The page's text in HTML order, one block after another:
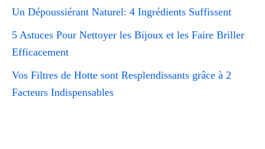
Un Dépoussiérant Naturel: 4 Ingrédients Suffissent
5 Astuces Pour Nettoyer les Bijoux et les Faire Briller
Efficacement
Vos Filtres de Hotte sont Resplendissants grâce à 2
Facteurs Indispensables